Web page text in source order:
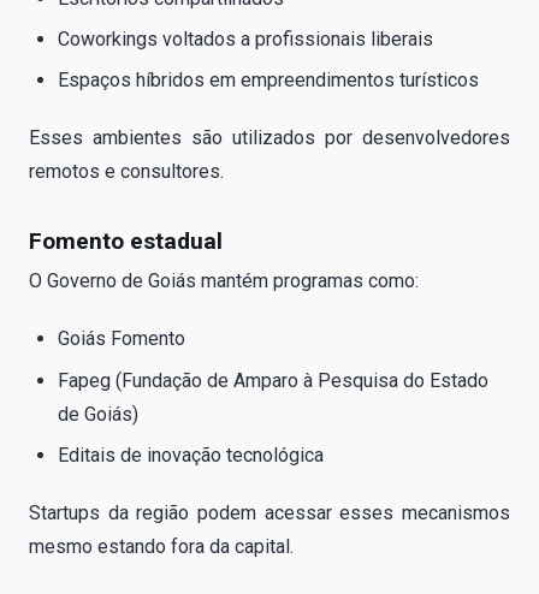
Coworkings voltados a profissionais liberais
Espaços híbridos em empreendimentos turísticos
Esses ambientes são utilizados por desenvolvedores
remotos e consultores.
Fomento estadual
O Governo de Goiás mantém programas como:
Goiás Fomento
Fapeg (Fundação de Amparo à Pesquisa do Estado
de Goiás)
Editais de inovação tecnológica
Startups da região podem acessar esses mecanismos
mesmo estando fora da capital.